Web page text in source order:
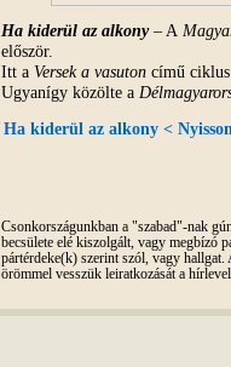
Ha kiderül az alkony– A
először.
Itt a Versek a vasuton című
Ugyanígy közölte a
Ha kiderül az alkony <
Csonkországunkban a "szabad"-nak
becsülete elé kiszolgált, vagy megbízó
pártérdeke(k) szerint szól, vagy
örömmel vesszük leiratkozását a